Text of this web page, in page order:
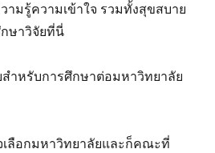
ามรู้ความเข้าใจ รวมทั้งสุขสบาย
กษาวิจัยที่นี่
ำหรับการศึกษาต่อมหาวิทยาลัย
เลือกมหาวิทยาลัยและก็คณะที่